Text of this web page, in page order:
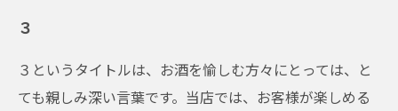
３
３というタイトルは、お酒を愉しむ方々にとっては、と
ても親しみ深い言葉です。当店では、お客様が楽しめる